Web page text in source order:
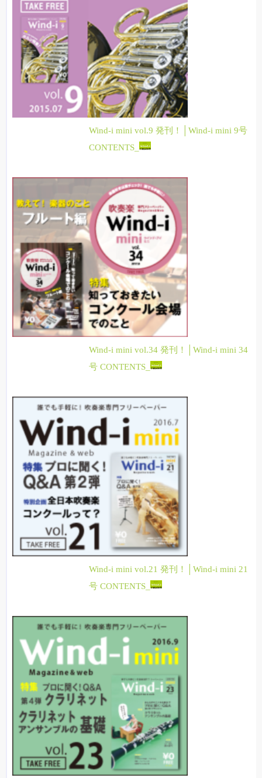
Wind-i mini vol.9 発刊！│Wind-i mini 9号
CONTENTS_
Wind-i mini vol.34 発刊！│Wind-i mini 34
号 CONTENTS_
Wind-i mini vol.21 発刊！│Wind-i mini 21
号 CONTENTS_